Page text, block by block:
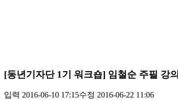
[동년기자단 1기 워크숍] 임철순 주필 강의
입력 2016-06-10 17:15수정 2016-06-22 11:06